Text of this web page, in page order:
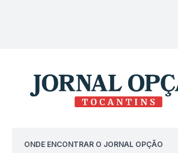
ONDE ENCONTRAR O JORNAL OPÇÃO